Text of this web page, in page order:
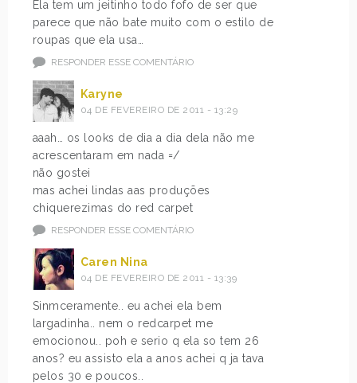
Ela tem um jeitinho todo fofo de ser que
parece que não bate muito com o estilo de
roupas que ela usa…
RESPONDER ESSE COMENTÁRIO
Karyne
04 DE FEVEREIRO DE 2011 - 13:29
aaah… os looks de dia a dia dela não me
acrescentaram em nada =/
não gostei
mas achei lindas aas produções
chiquerezimas do red carpet
RESPONDER ESSE COMENTÁRIO
Caren Nina
04 DE FEVEREIRO DE 2011 - 13:39
Sinmceramente.. eu achei ela bem
largadinha.. nem o redcarpet me
emocionou.. poh e serio q ela so tem 26
anos? eu assisto ela a anos achei q ja tava
pelos 30 e poucos..